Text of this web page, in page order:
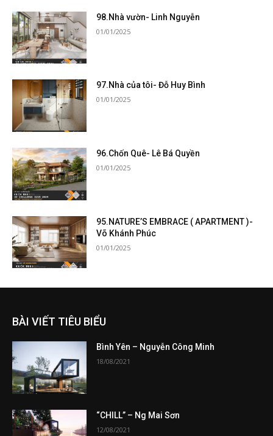
98.Nhà vườn- Linh Nguyễn
01/01/2025
97.Nhà của tôi- Đỗ Huy Bình
01/01/2025
96.Chốn Quê- Lê Bá Quyền
01/01/2025
95.NATURE’S EMBRACE ( APARTMENT )-
Võ Khánh Phúc
01/01/2025
BÀI VIẾT TIÊU BIỂU
Bình Yên – Nguyễn Công Minh
18/08/2021
“CHILL” – Ng Mai Sơn
12/08/2021